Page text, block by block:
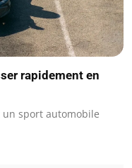
rapidement en
sport automobile